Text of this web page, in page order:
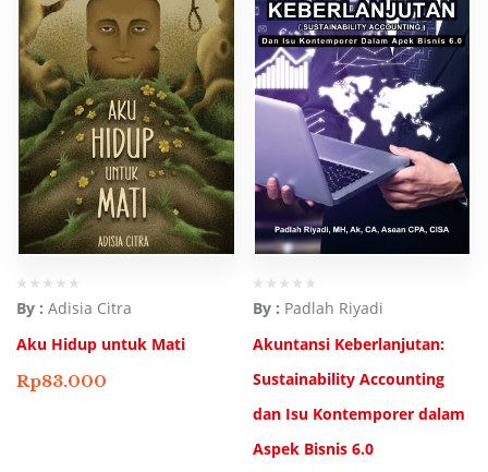
By : Adisia Citra
Aku Hidup untuk Mati
Rp83.000
By : Padlah Riyadi
Akuntansi Keberlanjutan:
Sustainability Accounting
dan Isu Kontemporer dalam
Aspek Bisnis 6.0